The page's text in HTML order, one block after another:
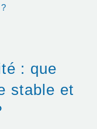
: que
stable et